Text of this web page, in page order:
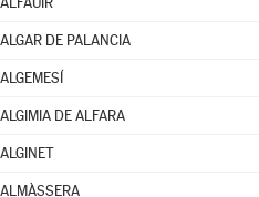
ALGAR DE PALANCIA
ALGEMESÍ
ALGIMIA DE ALFARA
ALGINET
ALMÀSSERA